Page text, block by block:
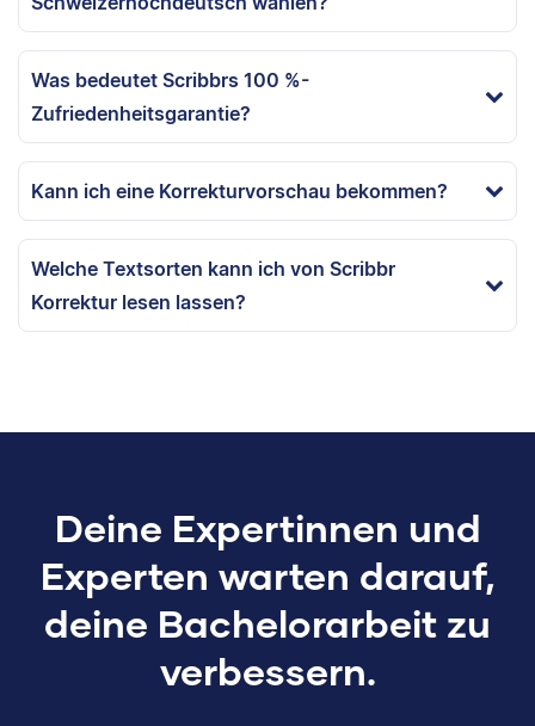
Was bedeutet Scribbrs 100 %-
Zufriedenheitsgarantie?
Kann ich eine Korrekturvorschau bekommen?
Welche Textsorten kann ich von Scribbr
Korrektur lesen lassen?
Deine Expertinnen und
Experten warten darauf,
deine Bachelorarbeit zu
verbessern.